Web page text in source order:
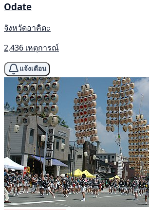
Odate
จังหวัดอาคิตะ
2,436 เหตุการณ์
แจ้งเตือน